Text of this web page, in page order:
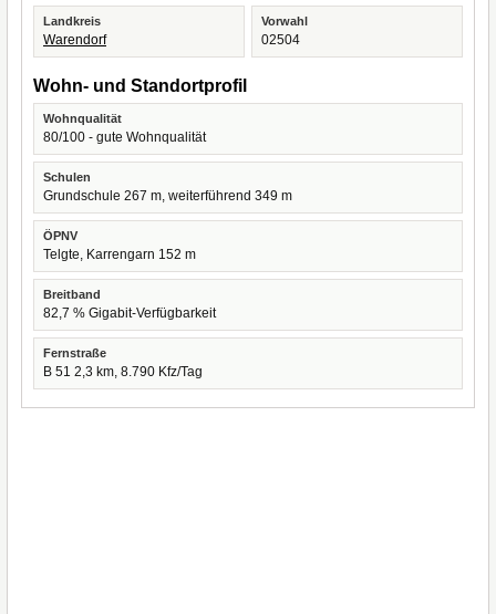
Landkreis
Warendorf
Vorwahl
02504
Wohn- und Standortprofil
Wohnqualität
80/100 - gute Wohnqualität
Schulen
Grundschule 267 m, weiterführend 349 m
ÖPNV
Telgte, Karrengarn 152 m
Breitband
82,7 % Gigabit-Verfügbarkeit
Fernstraße
B 51 2,3 km, 8.790 Kfz/Tag